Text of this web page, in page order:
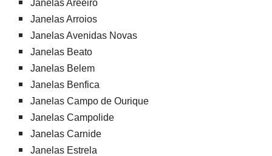
Janelas Areeiro
Janelas Arroios
Janelas Avenidas Novas
Janelas Beato
Janelas Belem
Janelas Benfica
Janelas Campo de Ourique
Janelas Campolide
Janelas Carnide
Janelas Estrela